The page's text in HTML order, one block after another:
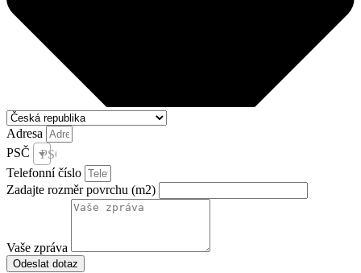
Adresa
PSČ
PSČ *
Telefonní číslo
Zadajte rozměr povrchu (m2)
Vaše zpráva
Odeslat dotaz